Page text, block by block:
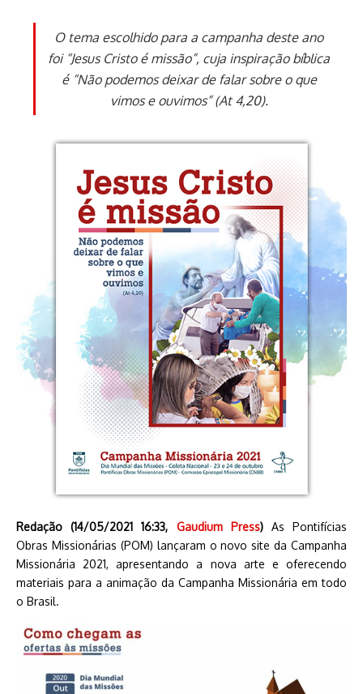
O tema escolhido para a campanha deste ano
foi “Jesus Cristo é missão”, cuja inspiração bíblica
é “Não podemos deixar de falar sobre o que
vimos e ouvimos” (At 4,20).
Redação (14/05/2021 16:33, Gaudium Press)As Pontifícias
Obras Missionárias (POM) lançaram o novo site da Campanha
Missionária 2021, apresentando a nova arte e oferecendo
materiais para a animação da Campanha Missionária em todo
o Brasil.